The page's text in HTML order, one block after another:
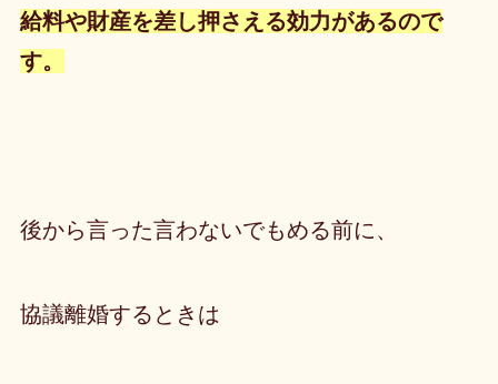
給料や財産を差し押さえる効力があるので
す。
後から言った言わないでもめる前に、
協議離婚するときは